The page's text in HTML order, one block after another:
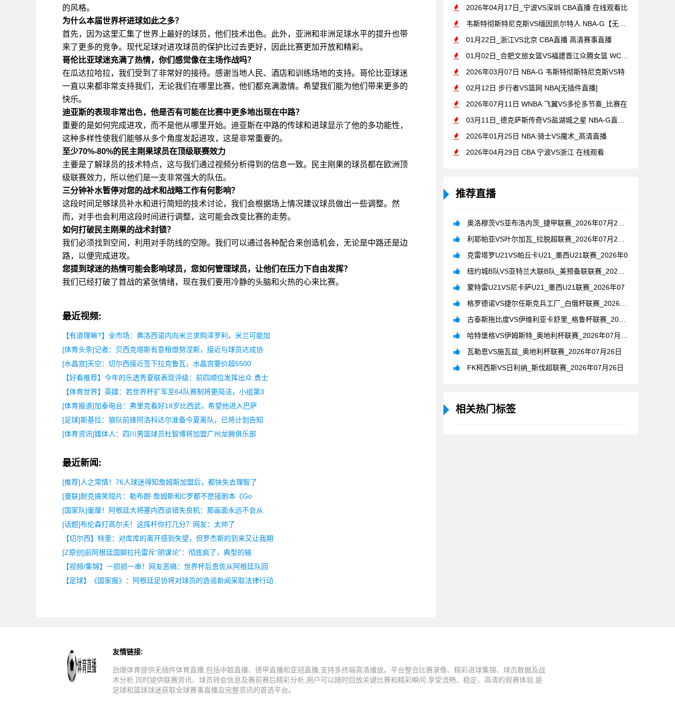
的风格。
为什么本届世界杯进球如此之多？
首先，因为这里汇集了世界上最好的球员，他们技术出色。此外，亚洲和非洲足球水平的提升也带
来了更多的竞争。现代足球对进攻球员的保护比过去更好，因此比赛更加开放和精彩。
哥伦比亚球迷充满了热情，你们感觉像在主场作战吗？
在瓜达拉哈拉，我们受到了非常好的接待。感谢当地人民、酒店和训练场地的支持。哥伦比亚球迷
一直以来都非常支持我们，无论我们在哪里比赛，他们都充满激情。希望我们能为他们带来更多的
快乐。
迪亚斯的表现非常出色，他是否有可能在比赛中更多地出现在中路？
重要的是如何完成进攻，而不是他从哪里开始。迪亚斯在中路的传球和进球显示了他的多功能性，
这种多样性使我们能够从多个角度发起进攻，这是非常重要的。
至少70%-80%的民主刚果球员在顶级联赛效力
主要是了解球员的技术特点，这与我们通过视频分析得到的信息一致。民主刚果的球员都在欧洲顶
级联赛效力，所以他们是一支非常强大的队伍。
三分钟补水暂停对您的战术和战略工作有何影响？
这段时间足够球员补水和进行简短的技术讨论，我们会根据场上情况建议球员做出一些调整。然
而，对手也会利用这段时间进行调整，这可能会改变比赛的走势。
如何打破民主刚果的战术封锁？
我们必须找到空间，利用对手防线的空隙。我们可以通过各种配合来创造机会，无论是中路还是边
路，以便完成进攻。
您提到球迷的热情可能会影响球员，您如何管理球员，让他们在压力下自由发挥？
我们已经打破了首战的紧张情绪，现在我们要用冷静的头脑和火热的心来比赛。
最近视频:
【有道理嘛?】全市场：弗洛西诺内向米兰求购泽罗利，米兰可能加
[体育头条]记者：贝西克塔斯有意租借努涅斯，接近与球员达成协
[水晶宫]天空：切尔西接近签下拉克鲁瓦，水晶宫要价超5500
【好看推荐】今年的乐透秀夏联表现评级：前四顺位发挥出众 勇士
【体育世界】英媒：若世界杯扩军至64队赛制将更简洁，小组第3
[体育报道]加泰电台：弗里克看好18岁比西武，希望他进入巴萨
[足球]斯基拉：狼队前锋阿洛科达尔准备今夏离队，已将计划告知
[体育资讯]媒体人：四川男篮球员杜智博将加盟广州龙狮俱乐部
最近新闻:
[推荐]人之常情！76人球迷得知詹姆斯加盟后，都快失去理智了
[曼联]耐克搞笑短片：勒布朗·詹姆斯和C罗都不愿接剧本《Go
[国家队]毫厘！阿根廷大将塞内西谈错失良机：那画面永远不会从
[话题]布伦森打高尔夫！这挥杆你打几分？网友：太帅了
【切尔西】特里：对库库的离开感到失望，但罗杰斯的到来又让我期
[Z原创]前阿根廷国脚拉托雷斥“阴谋论”：彻底疯了，典型的输
【视频/集锦】一损损一串！网友恶搞：世界杯后恩佐从阿根廷队回
【足球】《国家报》：阿根廷足协将对球员的造谣新闻采取法律行动
2026年04月17日_宁波VS深圳 CBA直播 在线观看比
韦斯特彻斯特尼克斯VS缅因凯尔特人 NBA-G【无插件直播】
01月22日_浙江VS北京 CBA直播 高清赛事直播
01月02日_合肥文旅女篮VS福建晋江众腾女篮 WCBA直播
2026年03月07日 NBA-G 韦斯特彻斯特尼克斯VS特
02月12日 步行者VS篮网 NBA[无插件直播]
2026年07月11日 WNBA:飞翼VS多伦多节奏_比赛在
03月11日_德克萨斯传奇VS盐湖城之星 NBA-G直播 比
2026年01月25日 NBA:骑士VS魔术_高清直播
2026年04月29日 CBA 宁波VS浙江 在线观看
推荐直播
奥洛穆茨VS亚布洛内茨_捷甲联赛_2026年07月26日
利耶帕亚VS叶尔加瓦_拉脱超联赛_2026年07月26日
克雷塔罗U21VS帕丘卡U21_墨西U21联赛_2026年0
纽约城B队VS亚特兰大联B队_美预备联联赛_2026年07月
蒙特雷U21VS尼卡萨U21_墨西U21联赛_2026年07
格罗德诺VS捷尔任斯克兵工厂_白俄杯联赛_2026年07月2
古泰斯拖比度VS伊维利亚卡舒里_格鲁杯联赛_2026年07月
哈特堡格VS伊姆斯特_奥地利杯联赛_2026年07月26日
瓦勒恩VS施瓦兹_奥地利杯联赛_2026年07月26日
FK柯西斯VS日利纳_斯伐超联赛_2026年07月26日
相关热门标签
友情链接:
劲爆体育提供无插件体育直播,包括中超直播、德甲直播和亚冠直播,支持多终端高清播放。平台整合比赛录像、精彩进球集锦、球员数据及战
术分析,同时提供联赛资讯、球员转会信息及赛前赛后精彩分析,用户可以随时回放关键比赛和精彩瞬间,享受流畅、稳定、高清的观赛体验,是
足球和篮球球迷获取全球赛事直播及完整资讯的首选平台。